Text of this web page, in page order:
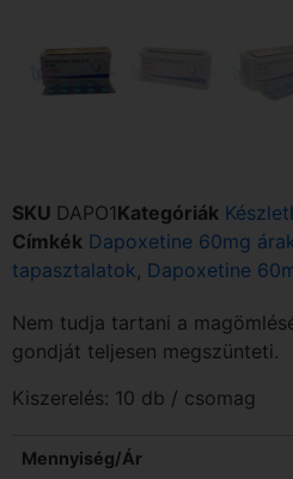
SKU DAPO1Kategóriák
Címkék Dapoxetine 60mg
tapasztalatok, Dapoxetine
Nem tudja tartani a
gondját teljesen megszünteti.
Kiszerelés: 10 db / csomag
Mennyiség/Ár